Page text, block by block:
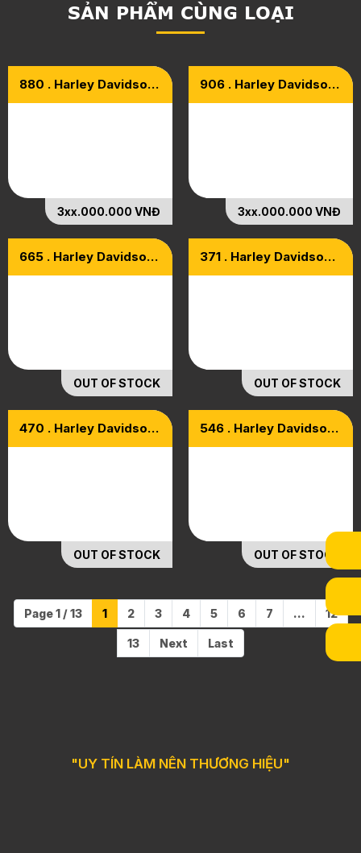
SẢN PHẨM CÙNG LOẠI
880 . Harley Davidson
3xx.000.000 VNĐ
906 . Harley Davidson
3xx.000.000 VNĐ
665 . Harley Davidson
OUT OF STOCK
371 . Harley Davidson
OUT OF STOCK
470 . Harley Davidson
OUT OF STOCK
546 . Harley Davidson
OUT OF STOCK
Page 1 / 13 1 2 3 4 5 6 7 ... 12
13 Next Last
"UY TÍN LÀM NÊN THƯƠNG HIỆU"